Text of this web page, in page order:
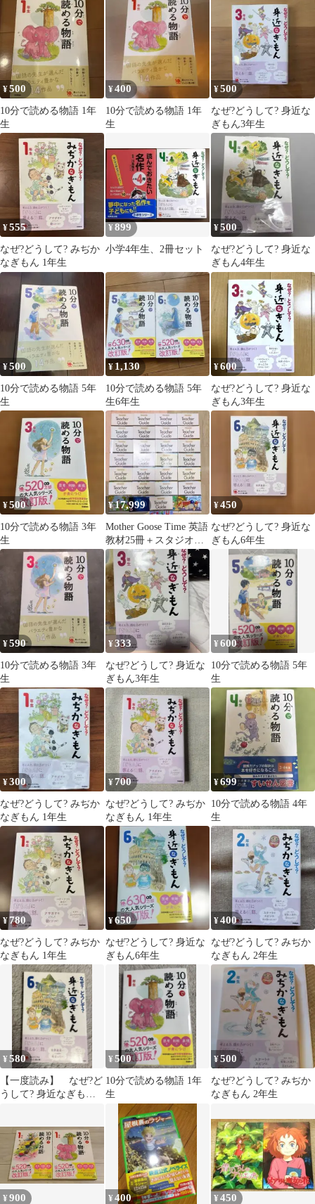
¥500
10分で読める物語 1年
生
¥400
10分で読める物語 1年
生
¥500
なぜ?どうして? 身近な
ぎもん3年生
¥555
なぜ?どうして? みぢか
なぎもん 1年生
¥899
小学4年生、2冊セット
¥500
なぜ?どうして? 身近な
ぎもん4年生
¥500
10分で読める物語 5年
生
¥1,130
10分で読める物語 5年
生6年生
¥600
なぜ?どうして? 身近な
ぎもん3年生
¥500
10分で読める物語 3年
生
¥17,999
Mother Goose Time 英語
教材25冊＋スタジオポ
ノック絵本おまけ付
¥450
なぜ?どうして? 身近な
ぎもん6年生
¥590
10分で読める物語 3年
生
¥333
なぜ?どうして? 身近な
ぎもん3年生
¥600
10分で読める物語 5年
生
¥300
なぜ?どうして? みぢか
なぎもん 1年生
¥700
なぜ?どうして? みぢか
なぎもん 1年生
¥699
10分で読める物語 4年
生
¥780
なぜ?どうして? みぢか
なぎもん 1年生
¥650
なぜ?どうして? 身近な
ぎもん6年生
¥400
なぜ?どうして? みぢか
なぎもん 2年生
¥580
【一度読み】 なぜ?ど
うして? 身近なぎもん6
¥500
10分で読める物語 1年
生
¥500
なぜ?どうして? みぢか
なぎもん 2年生
¥900 ¥400 ¥450